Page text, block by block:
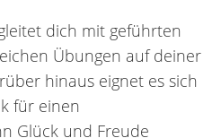
dich mit geführten
Übungen auf deiner
hinaus eignet es sich
für einen
Glück und Freude